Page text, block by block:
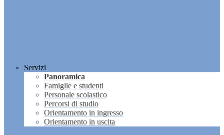
Servizi
Panoramica
Famiglie e studenti
Personale scolastico
Percorsi di studio
Orientamento in ingresso
Orientamento in uscita